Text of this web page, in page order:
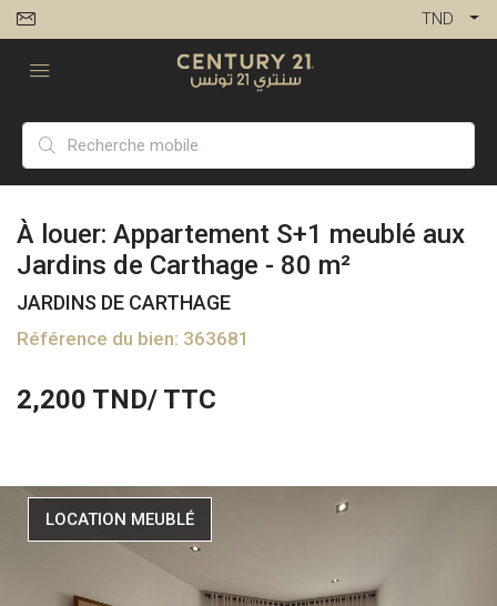
TND
À louer: Appartement S+1 meublé aux
Jardins de Carthage - 80 m²
JARDINS DE CARTHAGE
Référence du bien: 363681
2,200 TND/ TTC
LOCATION MEUBLÉ